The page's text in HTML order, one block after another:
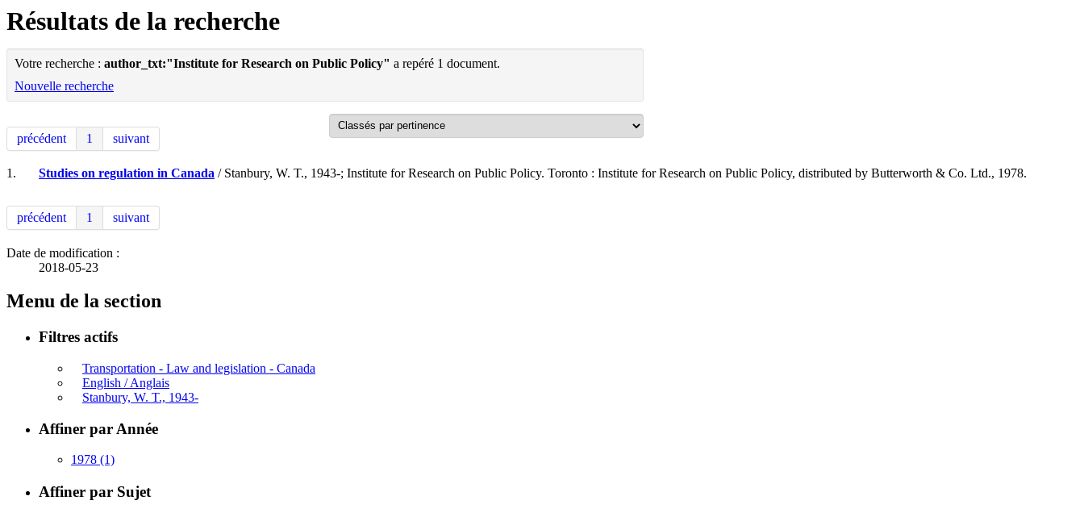
Résultats de la recherche
Votre recherche : author_txt:"Institute for Research on Public Policy" a repéré 1 document.
Nouvelle recherche
précédent 1 suivant
1. Studies on regulation in Canada / Stanbury, W. T., 1943-; Institute for Research on Public Policy. Toronto : Institute for Research on Public Policy, distributed by Butterworth & Co. Ltd., 1978.
précédent 1 suivant
Date de modification :
2018-05-23
Menu de la section
Filtres actifs
Transportation - Law and legislation - Canada
English / Anglais
Stanbury, W. T., 1943-
Affiner par Année
1978 (1)
Affiner par Sujet